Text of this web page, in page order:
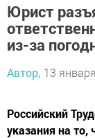
Юрист
из-за
Автор, 13
Российский
указания на то,